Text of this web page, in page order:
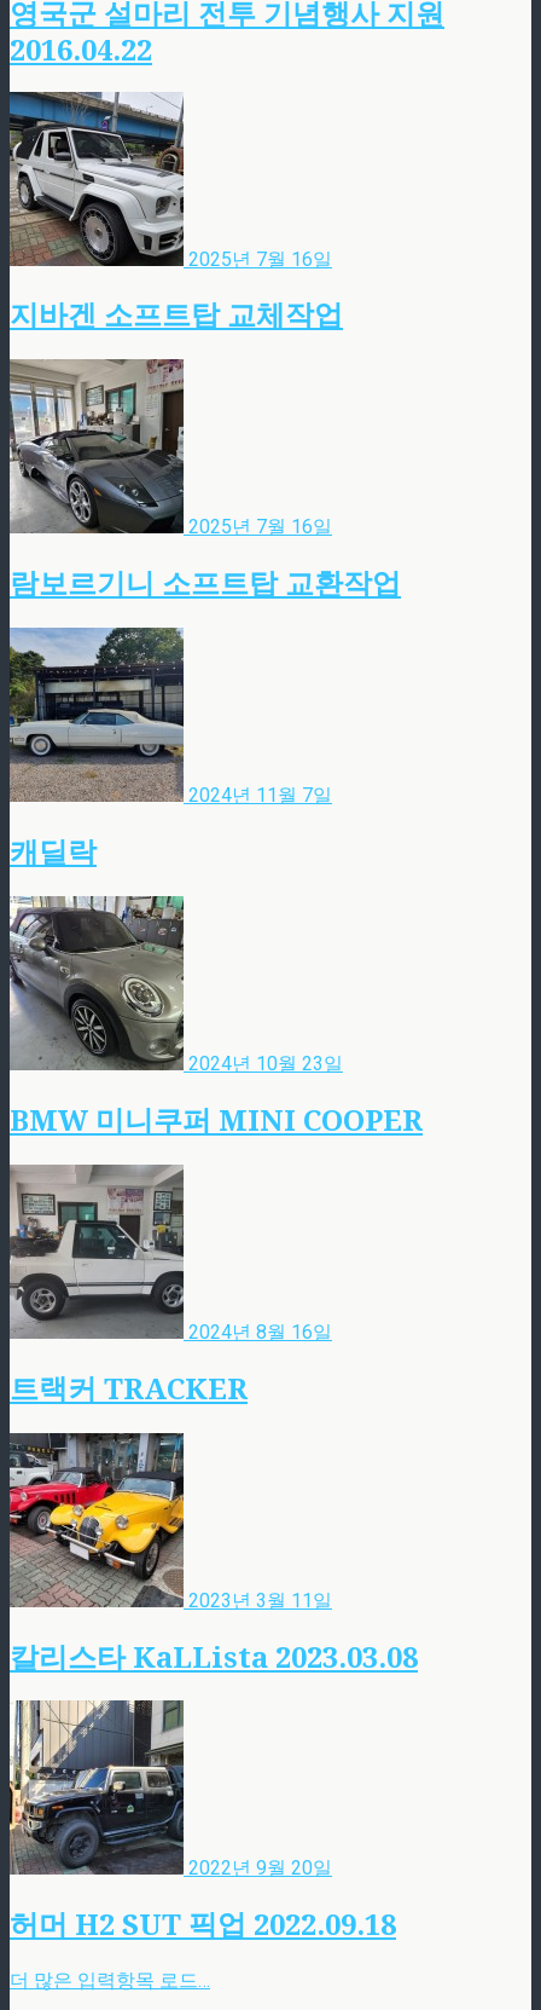
영국군 설마리 전투 기념행사 지원
2016.04.22
2025년 7월 16일
지바겐 소프트탑 교체작업
2025년 7월 16일
람보르기니 소프트탑 교환작업
2024년 11월 7일
캐딜락
2024년 10월 23일
BMW 미니쿠퍼 MINI COOPER
2024년 8월 16일
트랙커 TRACKER
2023년 3월 11일
칼리스타 KaLLista 2023.03.08
2022년 9월 20일
허머 H2 SUT 픽업 2022.09.18
더 많은 입력항목 로드…